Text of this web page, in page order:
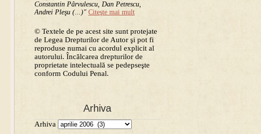
Constantin Pârvulescu, Dan Petrescu,
Andrei Pleşu (...)" Citeşte mai mult
© Textele de pe acest site sunt protejate
de Legea Drepturilor de Autor şi pot fi
reproduse numai cu acordul explicit al
autorului. Încălcarea drepturilor de
proprietate intelectuală se pedepseşte
conform Codului Penal.
Arhiva
Arhiva